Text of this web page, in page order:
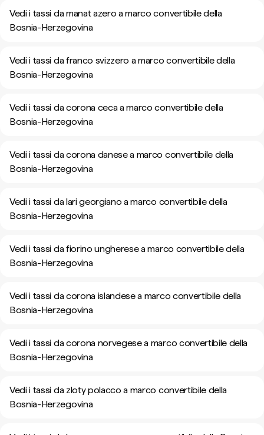
Vedi i tassi da manat azero a marco convertibile della
Bosnia-Herzegovina
Vedi i tassi da franco svizzero a marco convertibile della
Bosnia-Herzegovina
Vedi i tassi da corona ceca a marco convertibile della
Bosnia-Herzegovina
Vedi i tassi da corona danese a marco convertibile della
Bosnia-Herzegovina
Vedi i tassi da lari georgiano a marco convertibile della
Bosnia-Herzegovina
Vedi i tassi da fiorino ungherese a marco convertibile della
Bosnia-Herzegovina
Vedi i tassi da corona islandese a marco convertibile della
Bosnia-Herzegovina
Vedi i tassi da corona norvegese a marco convertibile della
Bosnia-Herzegovina
Vedi i tassi da zloty polacco a marco convertibile della
Bosnia-Herzegovina